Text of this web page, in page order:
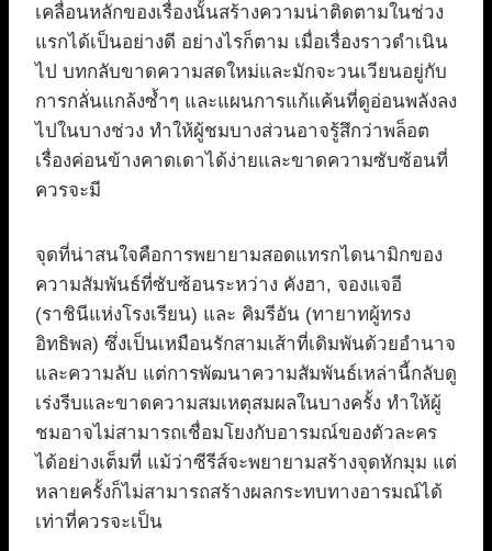
เคลื่อนหลักของเรื่องนั้นสร้างความน่าติดตามในช่วง
แรกได้เป็นอย่างดี อย่างไรก็ตาม เมื่อเรื่องราวดำเนิน
ไป บทกลับขาดความสดใหม่และมักจะวนเวียนอยู่กับ
การกลั่นแกล้งซ้ำๆ และแผนการแก้แค้นที่ดูอ่อนพลังลง
ไปในบางช่วง ทำให้ผู้ชมบางส่วนอาจรู้สึกว่าพล็อต
เรื่องค่อนข้างคาดเดาได้ง่ายและขาดความซับซ้อนที่
ควรจะมี
จุดที่น่าสนใจคือการพยายามสอดแทรกไดนามิกของ
ความสัมพันธ์ที่ซับซ้อนระหว่าง คังฮา, จองแจอี
(ราชินีแห่งโรงเรียน) และ คิมรีอัน (ทายาทผู้ทรง
อิทธิพล) ซึ่งเป็นเหมือนรักสามเส้าที่เดิมพันด้วยอำนาจ
และความลับ แต่การพัฒนาความสัมพันธ์เหล่านี้กลับดู
เร่งรีบและขาดความสมเหตุสมผลในบางครั้ง ทำให้ผู้
ชมอาจไม่สามารถเชื่อมโยงกับอารมณ์ของตัวละคร
ได้อย่างเต็มที่ แม้ว่าซีรีส์จะพยายามสร้างจุดหักมุม แต่
หลายครั้งก็ไม่สามารถสร้างผลกระทบทางอารมณ์ได้
เท่าที่ควรจะเป็น